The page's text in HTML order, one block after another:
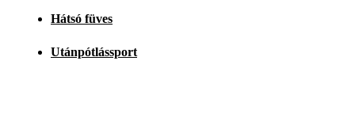
Hátsó füves
Utánpótlássport